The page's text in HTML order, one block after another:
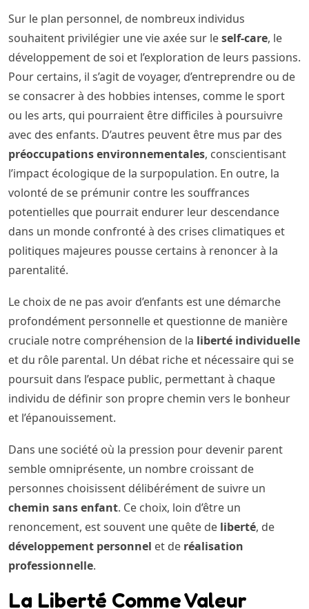
Sur le plan personnel, de nombreux individus
souhaitent privilégier une vie axée sur leself-care, le
développement de soi et l’exploration de leurs passions.
Pour certains, il s’agit de voyager, d’entreprendre ou de
se consacrer à des hobbies intenses, comme le sport
ou les arts, qui pourraient être difficiles à poursuivre
avec des enfants. D’autres peuvent être mus par des
préoccupations environnementales, conscientisant
l’impact écologique de la surpopulation. En outre, la
volonté de se prémunir contre les souffrances
potentielles que pourrait endurer leur descendance
dans un monde confronté à des crises climatiques et
politiques majeures pousse certains à renoncer à la
parentalité.
Le choix de ne pas avoir d’enfants est une démarche
profondément personnelle et questionne de manière
cruciale notre compréhension de la liberté individuelle
et du rôle parental. Un débat riche et nécessaire qui se
poursuit dans l’espace public, permettant à chaque
individu de définir son propre chemin vers le bonheur
et l’épanouissement.
Dans une société où la pression pour devenir parent
semble omniprésente, un nombre croissant de
personnes choisissent délibérément de suivre un
chemin sans enfant. Ce choix, loin d’être un
renoncement, est souvent une quête de liberté, de
développement personnel et de réalisation
professionnelle.
La Liberté Comme Valeur